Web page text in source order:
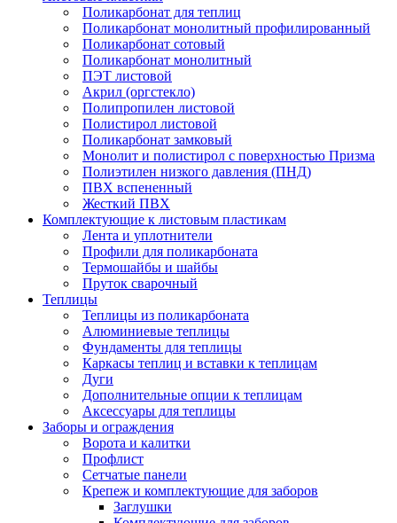
Поликарбонат для теплиц
Поликарбонат монолитный профилированный
Поликарбонат сотовый
Поликарбонат монолитный
ПЭТ листовой
Акрил (оргстекло)
Полипропилен листовой
Полистирол листовой
Поликарбонат замковый
Монолит и полистирол с поверхностью Призма
Полиэтилен низкого давления (ПНД)
ПВХ вспененный
Жесткий ПВХ
Комплектующие к листовым пластикам
Лента и уплотнители
Профили для поликарбоната
Термошайбы и шайбы
Пруток сварочный
Теплицы
Теплицы из поликарбоната
Алюминиевые теплицы
Фундаменты для теплицы
Каркасы теплиц и вставки к теплицам
Дуги
Дополнительные опции к теплицам
Аксессуары для теплицы
Заборы и ограждения
Ворота и калитки
Профлист
Сетчатые панели
Крепеж и комплектующие для заборов
Заглушки